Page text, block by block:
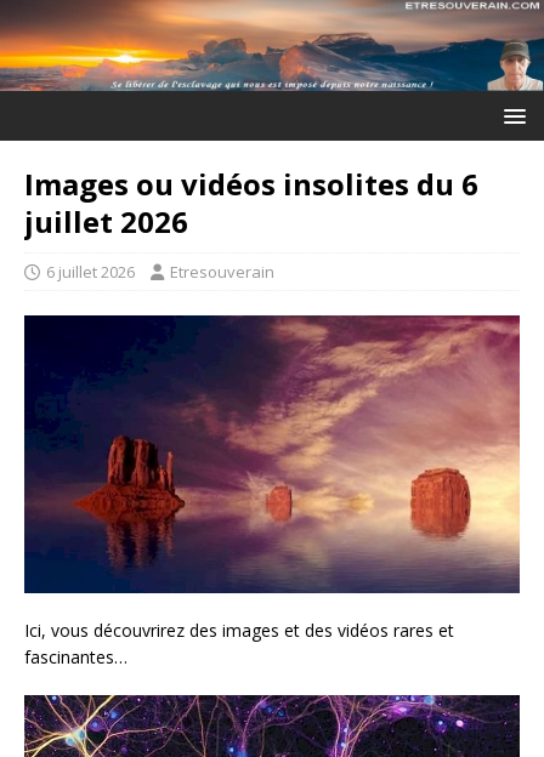
Images ou vidéos insolites du 6
juillet 2026
6 juillet 2026 Etresouverain
Ici, vous découvrirez des images et des vidéos rares et
fascinantes…